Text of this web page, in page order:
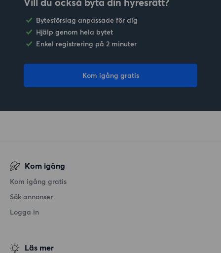
Bytesförslag anpassade för dig
Hjälp genom hela bytet
Enkel registrering på 2 minuter
Kom igång gratis
Kom igång
Kom igång gratis
Sök annonser
Logga in
Läs mer